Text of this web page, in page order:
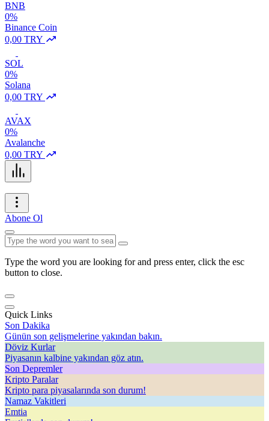
BNB
0%
Binance Coin
0,00 TRY
SOL
0%
Solana
0,00 TRY
AVAX
0%
Avalanche
0,00 TRY
Abone Ol
Type the word you are looking for and press enter, click the esc
button to close.
Quick Links
Son Dakika
Günün son gelişmelerine yakından bakın.
Döviz Kurlar
Piyasanın kalbine yakından göz atın.
Son Depremler
Kripto Paralar
Kripto para piyasalarında son durum!
Namaz Vakitleri
Emtia